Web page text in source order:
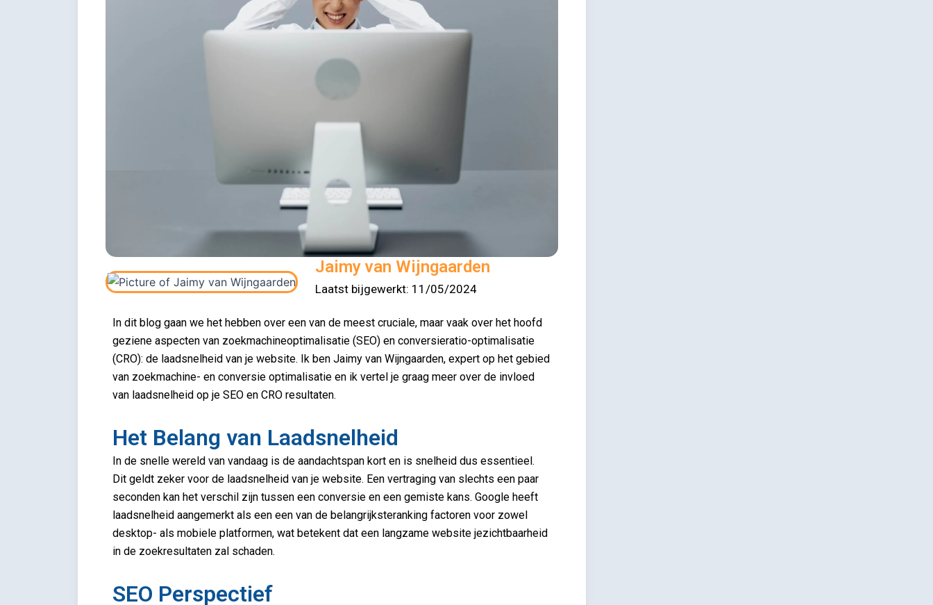
Jaimy van Wijngaarden
Laatst bijgewerkt: 11/05/2024
In dit blog gaan we het hebben over een van de meest cruciale, maar vaak over het hoofd
geziene aspecten van zoekmachineoptimalisatie (SEO) en conversieratio-optimalisatie
(CRO): de laadsnelheid van je website. Ik ben Jaimy van Wijngaarden, expert op het gebied
van zoekmachine- en conversie optimalisatie en ik vertel je graag meer over de invloed
van laadsnelheid op je SEO en CRO resultaten.
Het Belang van Laadsnelheid
In de snelle wereld van vandaag is de aandachtspan kort en is snelheid dus essentieel.
Dit geldt zeker voor de laadsnelheid van je website. Een vertraging van slechts een paar
seconden kan het verschil zijn tussen een conversie en een gemiste kans. Google heeft
laadsnelheid aangemerkt als een een van de belangrijksteranking factoren voor zowel
desktop- als mobiele platformen, wat betekent dat een langzame website jezichtbaarheid
in de zoekresultaten zal schaden.
SEO Perspectief